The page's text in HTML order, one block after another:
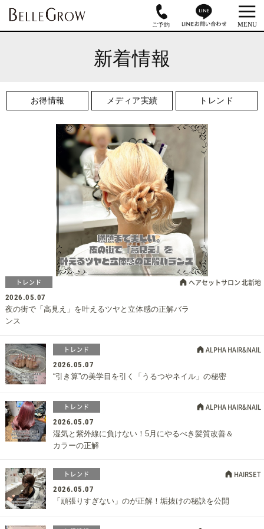
新着情報
お得情報 メディア実績 トレンド
トレンド ヘアセットサロン 北新地
2026.05.07
夜の街で「高見え」を叶えるツヤと立体感の正解バラ
ンス
トレンド ALPHA HAIR&NAIL
2026.05.07
“引き算”の美学目を引く「うるつやネイル」の秘密
トレンド ALPHA HAIR&NAIL
2026.05.07
湿気と紫外線に負けない！5月にやるべき髪質改善＆
カラーの正解
トレンド HAIRSET
2026.05.07
「頑張りすぎない」のが正解！垢抜けの秘訣を公開